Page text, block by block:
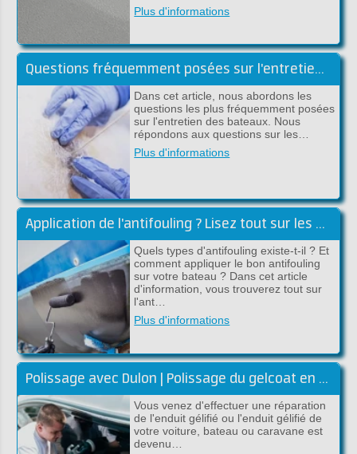
Plus d'informations
Questions fréquemment posées sur l'entretien des bateaux
Dans cet article, nous abordons les
questions les plus fréquemment posées
sur l'entretien des bateaux. Nous
répondons aux questions sur les…
Plus d'informations
Application de l'antifouling ? Lisez tout sur les antifoulings !
Quels types d'antifouling existe-t-il ? Et
comment appliquer le bon antifouling
sur votre bateau ? Dans cet article
d'information, vous trouverez tout sur
l'ant…
Plus d'informations
Polissage avec Dulon | Polissage du gelcoat en polyester
Vous venez d'effectuer une réparation
de l'enduit gélifié ou l'enduit gélifié de
votre voiture, bateau ou caravane est
devenu…